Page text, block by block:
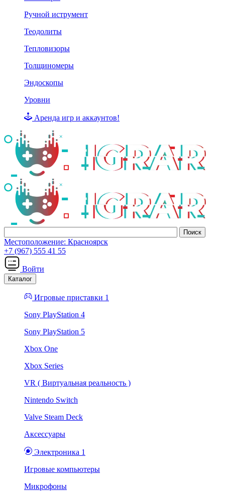
Ручной иструмент
Теодолиты
Тепловизоры
Толщиномеры
Эндоскопы
Уровни
Аренда игр и аккаунтов!
Местоположение: Красноярск
+7 (967) 555 41 55
Войти
Каталог
Игровые приставки 1
Sony PlayStation 4
Sony PlayStation 5
Xbox One
Xbox Series
VR ( Виртуальная реальность )
Nintendo Switch
Valve Steam Deck
Аксессуары
Электроника 1
Игровые компьютеры
Микрофоны